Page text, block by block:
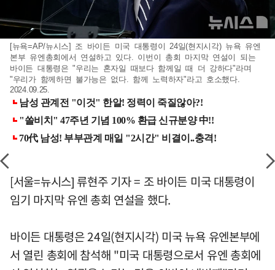
[뉴욕=AP/뉴시스] 조 바이든 미국 대통령이 24일(현지시각) 뉴욕 유엔
본부 유엔총회에서 연설하고 있다. 이번이 총회 마지막 연설이 되는
바이든 대통령은 "우리는 혼자일 때보다 함께일 때 더 강하다"라며
"우리가 함께하면 불가능은 없다. 함께 노력하자"라고 호소했다.
2024.09.25.
[서울=뉴시스] 류현주 기자 = 조 바이든 미국 대통령이
임기 마지막 유엔 총회 연설을 했다.
바이든 대통령은 24일(현지시각) 미국 뉴욕 유엔본부에
서 열린 총회에 참석해 "미국 대통령으로서 유엔 총회에